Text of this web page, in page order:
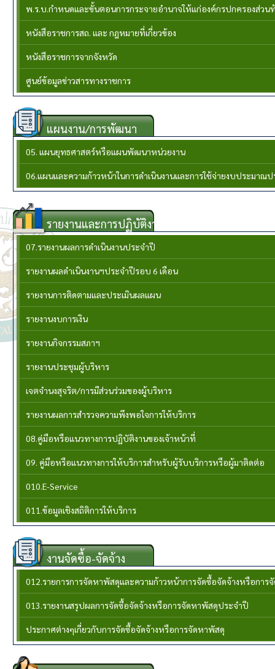
พ.ร.บ.กำหนดและขั้นตอนการกระจายอำนาจให้แก่องค์กรปกครองส่ว
หนังสือราชการสถ. และ กฎหมายที่เกี่ยวข้อง
หนังสือราชการจากจังหวัด
ศูนย์ข้อมูลข่าวสารทางราชการ
แผนงาน/การพัฒนา
05. แผนยุทธศาสตร์หรือแผนพัฒนาหน่วยงาน
06.แผนและความก้าวหน้าในการดำเนินงานและการใช้จ่ายงบประมาณ
รายงานและการปฏิบัติงาน
07.รายงานผลการดำเนินงานประจำปี
รายงานผลดำเนินงานฯประจำปีรอบ 6 เดือน
รายงานการติดตามและประเมินผลแผน
รายงานงบการเงิน
รายงานกิจกรรมสภาฯ
รายงานประชุมผู้บริหาร
เจตจำนงสุจริต/การมีส่วนร่วมของผู้บริหาร
รายงานผลการสำรวจความพึงพอใจการให้บริการ
08.คู่มือหรือแนวทางการปฏิบัติงานของเจ้าหน้าที่
09. คู่มือหรือแนวทางการให้บริการสำหรับผู้รับบริการหรือผู้มาติดต่อ
010.E-Service
011.ข้อมูลเชิงสถิติการให้บริการ
งานจัดซื้อ-จัดจ้าง
012.รายการการจัดหาพัสดุและความก้าวหน้าการจัดซื้อจัดจ้างหรือกา
013.รายงานสรุปผลการจัดซื้อจัดจ้างหรือการจัดหาพัสดุประจำปี
ประกาศต่างๆเกี่ยวกับการจัดซื้อจัดจ้างหรือการจัดหาพัสดุ